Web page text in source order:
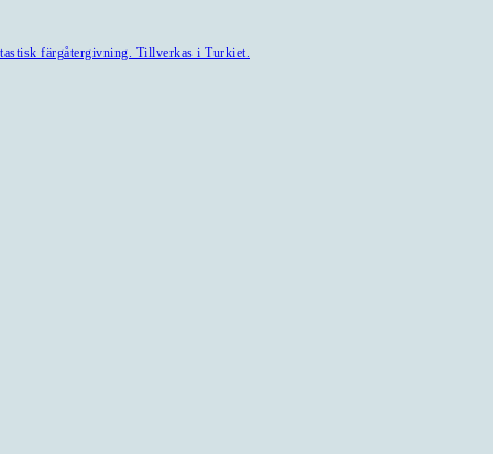
färgåtergivning. Tillverkas i Turkiet.